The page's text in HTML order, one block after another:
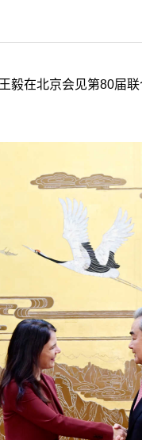
在北京会见第80届联